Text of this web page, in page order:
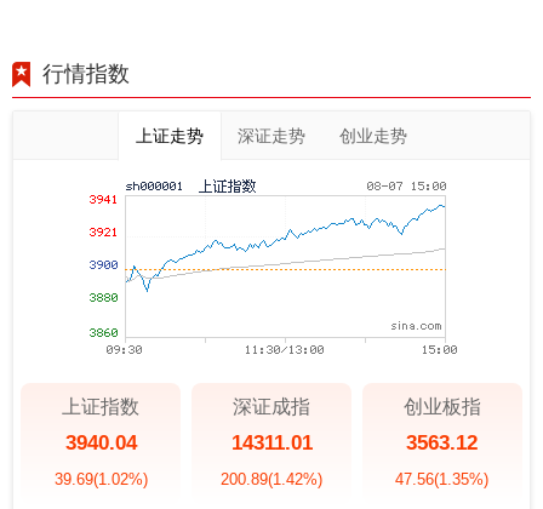
行情指数
上证走势 深证走势 创业走势
上证指数
3940.04
39.69(1.02%)
深证成指
14311.01
200.89(1.42%)
创业板指
3563.12
47.56(1.35%)